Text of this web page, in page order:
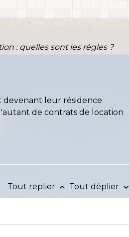
: quelles sont les règles ?
leur résidence
de contrats de location
Tout replier keyboard_arrow_up Tout déplier keyboard_arrow_down